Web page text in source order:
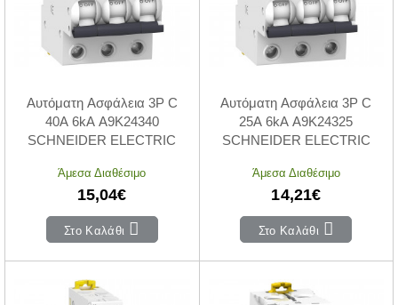
Αυτόματη Ασφάλεια 3P C
40A 6kA A9K24340
SCHNEIDER ELECTRIC
Άμεσα Διαθέσιμο
15,04€
Στο Καλάθι
Αυτόματη Ασφάλεια 3P C
25A 6kA A9K24325
SCHNEIDER ELECTRIC
Άμεσα Διαθέσιμο
14,21€
Στο Καλάθι